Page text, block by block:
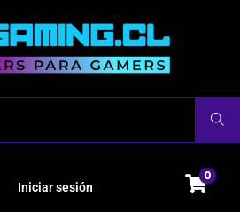
Buscar
Iniciar sesión
0